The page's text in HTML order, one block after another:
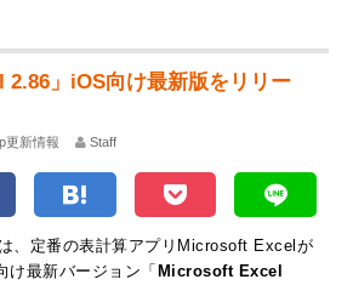
2.86」iOS向け最新版をリリー
更新情報 Staff
、定番の表計算アプリMicrosoft Excelが
け最新バージョン「Microsoft Excel